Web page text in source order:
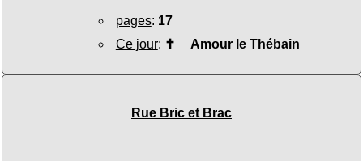
pages: 17
Ce jour: ✝ Amour le Thébain
Rue Bric et Brac